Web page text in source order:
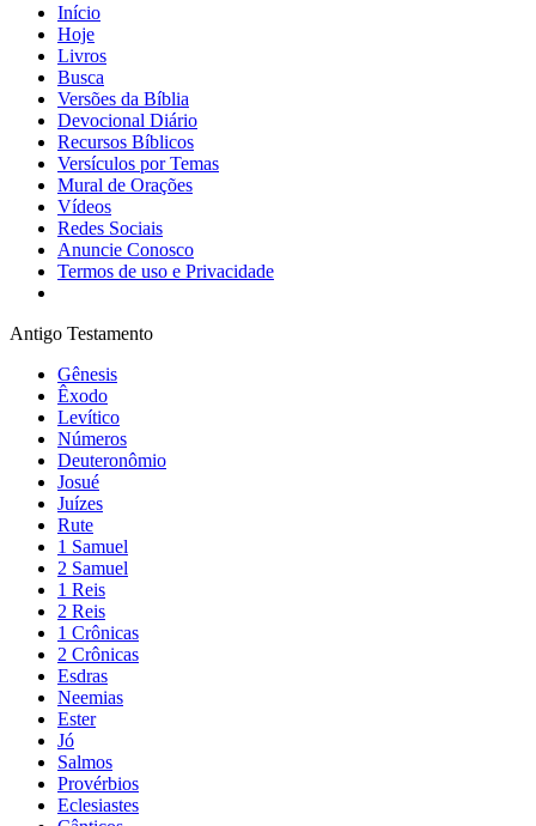
Início
Hoje
Livros
Busca
Versões da Bíblia
Devocional Diário
Recursos Bíblicos
Versículos por Temas
Mural de Orações
Vídeos
Redes Sociais
Anuncie Conosco
Termos de uso e Privacidade
Antigo Testamento
Gênesis
Êxodo
Levítico
Números
Deuteronômio
Josué
Juízes
Rute
1 Samuel
2 Samuel
1 Reis
2 Reis
1 Crônicas
2 Crônicas
Esdras
Neemias
Ester
Jó
Salmos
Provérbios
Eclesiastes